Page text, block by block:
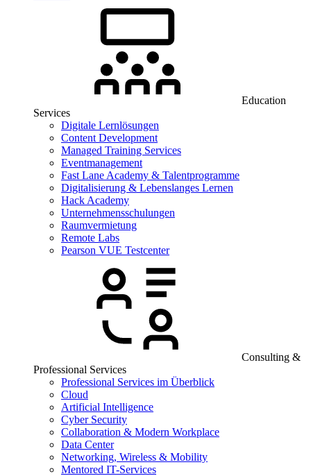
Education
Services
Digitale Lernlösungen
Content Development
Managed Training Services
Eventmanagement
Fast Lane Academy & Talentprogramme
Digitalisierung & Lebenslanges Lernen
Hack Academy
Unternehmensschulungen
Raumvermietung
Remote Labs
Pearson VUE Testcenter
Consulting &
Professional Services
Professional Services im Überblick
Cloud
Artificial Intelligence
Cyber Security
Collaboration & Modern Workplace
Data Center
Networking, Wireless & Mobility
Mentored IT-Services